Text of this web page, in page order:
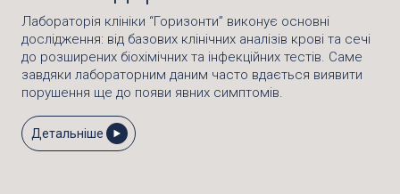
Лабораторія клініки “Горизонти” виконує основні
дослідження: від базових клінічних аналізів крові та сечі
до розширених біохімічних та інфекційних тестів. Саме
завдяки лабораторним даним часто вдається виявити
порушення ще до появи явних симптомів.
Детальніше